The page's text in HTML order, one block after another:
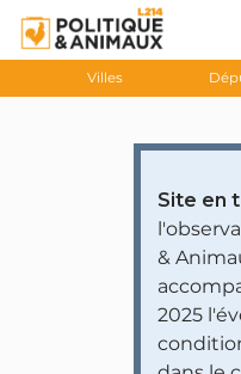
Villes
Site en
&
2025